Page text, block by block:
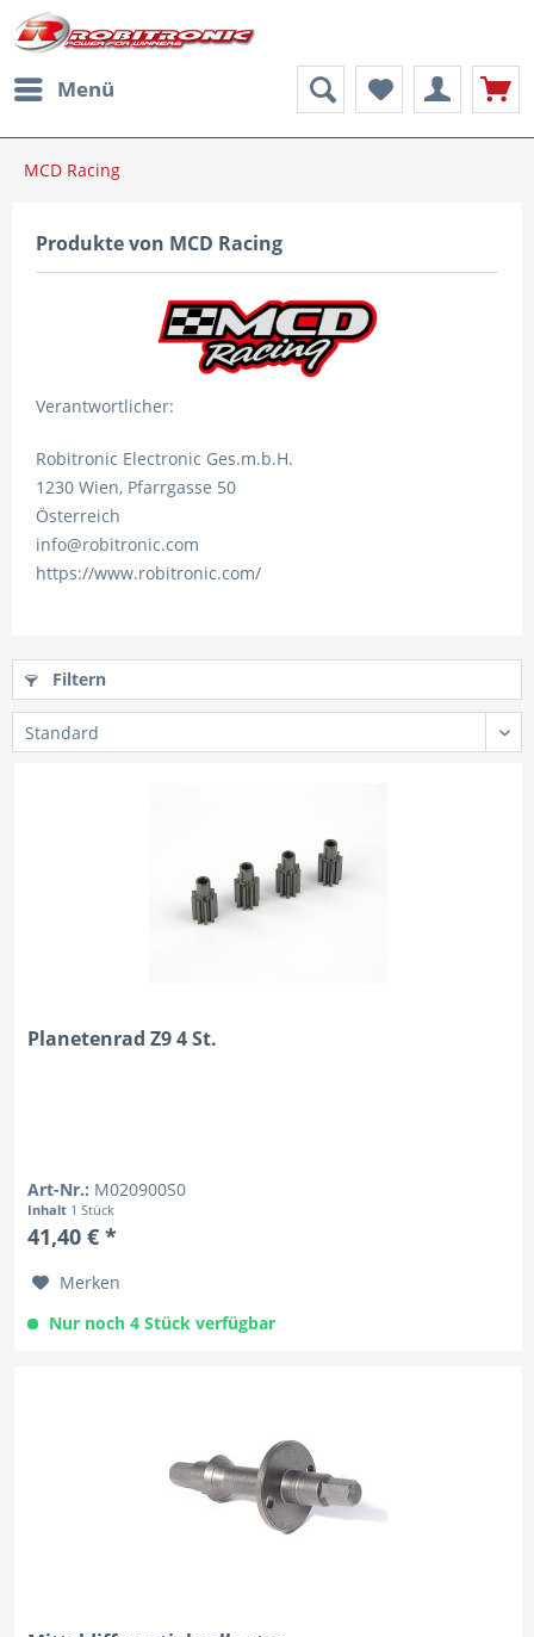
Menü
MCD Racing
Produkte von MCD Racing
Verantwortlicher:
Robitronic Electronic Ges.m.b.H.
1230 Wien, Pfarrgasse 50
Österreich
info@robitronic.com
https://www.robitronic.com/
Filtern
Planetenrad Z9 4 St.
Art-Nr.: M020900S0
Inhalt 1 Stück
41,40 € *
Merken
Nur noch 4 Stück verfügbar